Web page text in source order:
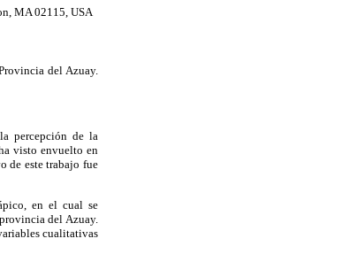
MA 02115, USA
del Azuay.
percepción de la
visto envuelto en
de este trabajo fue
en el cual se
del Azuay.
cualitativas